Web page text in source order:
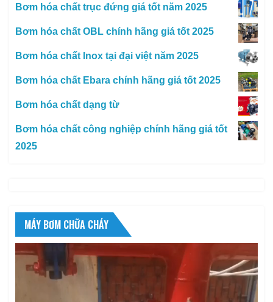
Bơm hóa chất trục đứng giá tốt năm 2025
Bơm hóa chất OBL chính hãng giá tốt 2025
Bơm hóa chất Inox tại đại việt năm 2025
Bơm hóa chất Ebara chính hãng giá tốt 2025
Bơm hóa chất dạng từ
Bơm hóa chất công nghiệp chính hãng giá tốt
2025
MÁY BƠM CHỮA CHÁY
Trình
chơi